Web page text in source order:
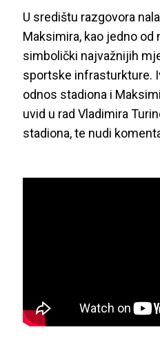
U središtu razgovora
Maksimira, kao jedno
simbolički najvažnijih
sportske infrasturkture.
odnos stadiona i
uvid u rad Vladimira
stadiona, te nudi